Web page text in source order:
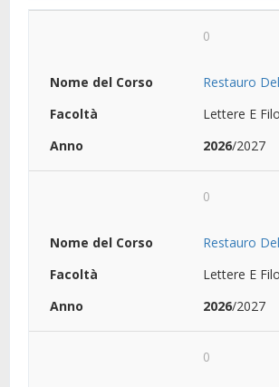
0
Restauro
Lettere E
2026/2027
0
Restauro
Lettere E
2026/2027
0